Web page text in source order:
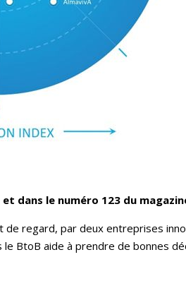
dans le numéro 123 du
regard, par deux entreprises
le BtoB aide à prendre de bonnes